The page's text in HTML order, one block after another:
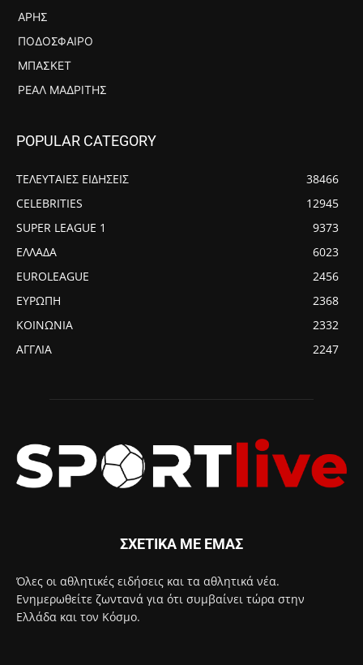
ΆΡΗΣ
ΠΟΔΌΣΦΑΙΡΟ
ΜΠΆΣΚΕΤ
ΡΕΆΛ ΜΑΔΡΊΤΗΣ
POPULAR CATEGORY
ΤΕΛΕΥΤΑΙΕΣ ΕΙΔΗΣΕΙΣ
38466
CELEBRITIES
12945
SUPER LEAGUE 1
9373
ΕΛΛΑΔΑ
6023
EUROLEAGUE
2456
ΕΥΡΩΠΗ
2368
ΚΟΙΝΩΝΙΑ
2332
ΑΓΓΛΙΑ
2247
ΣΧΕΤΙΚΑ ΜΕ ΕΜΑΣ
Όλες οι αθλητικές ειδήσεις και τα αθλητικά νέα.
Ενημερωθείτε ζωντανά για ότι συμβαίνει τώρα στην
Ελλάδα και τον Κόσμο.